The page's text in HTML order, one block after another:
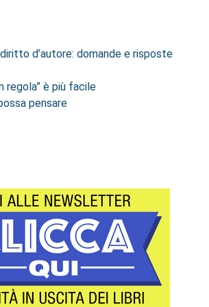
d’autore: domande e risposte
regola” è più facile
pensare